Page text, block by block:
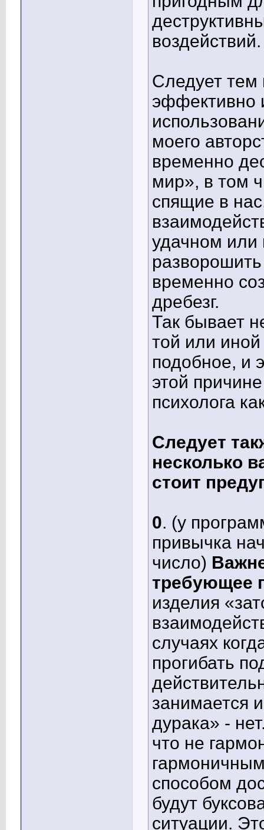
воздействий.
Следует тем
эффективно
моего
временно
мир», в том
спящие в
удачном или
временно
дребезг.
Так бывает
той или
подобное, и
этой
психолога
Следует
несколько
стоит
0. (у
привычка
число)
требующее
изделия
случаях
прогибать
занимается
дурака» -
что не
способом
будут
ситуации.